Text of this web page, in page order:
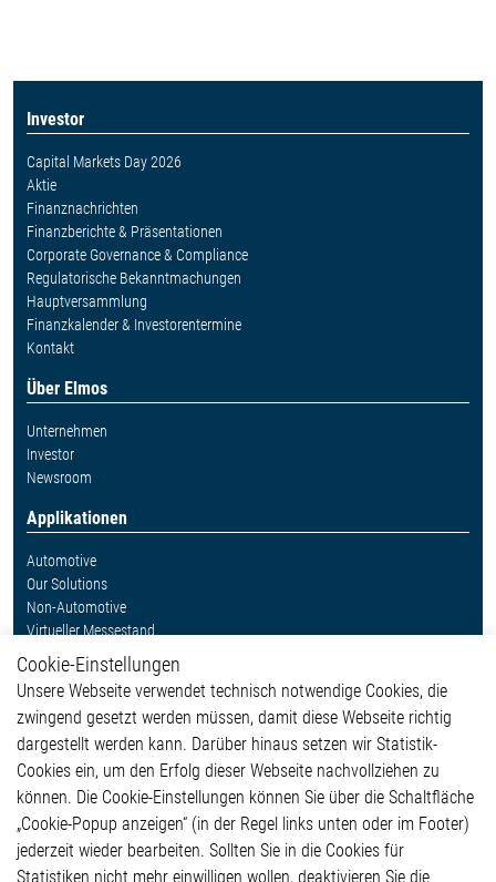
Investor
Capital Markets Day 2026
Aktie
Finanznachrichten
Finanzberichte & Präsentationen
Corporate Governance & Compliance
Regulatorische Bekanntmachungen
Hauptversammlung
Finanzkalender & Investorentermine
Kontakt
Über Elmos
Unternehmen
Investor
Newsroom
Applikationen
Automotive
Our Solutions
Non-Automotive
Virtueller Messestand
Weitere Links
Glossar
Kontakt
Hinweisgeberschutzsystem
Impressum
Datenschutzerklärung
Cookie-Popup anzeigen
Cookie-Einstellungen
Unsere Webseite verwendet technisch notwendige Cookies, die
zwingend gesetzt werden müssen, damit diese Webseite richtig
dargestellt werden kann. Darüber hinaus setzen wir Statistik-
Cookies ein, um den Erfolg dieser Webseite nachvollziehen zu
können. Die Cookie-Einstellungen können Sie über die Schaltfläche
„Cookie-Popup anzeigen“ (in der Regel links unten oder im Footer)
jederzeit wieder bearbeiten. Sollten Sie in die Cookies für
Statistiken nicht mehr einwilligen wollen, deaktivieren Sie die